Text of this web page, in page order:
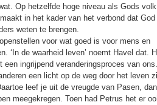
Op hetzelfde hoge niveau als Gods volk
in het kader van het verbond dat
weten te brengen.
voor wat goed is voor mens en
‘In de waarheid leven’ noemt Havel dat.
ingrijpend veranderingsproces van
een licht op de weg door het leven
leef je uit de vreugde van Pasen,
meegekregen. Toen had Petrus het er